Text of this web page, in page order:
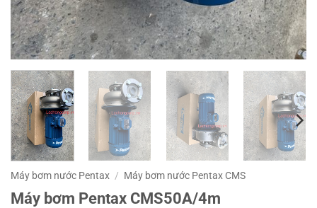
Máy bơm nước Pentax / Máy bơm nước Pentax CMS
Máy bơm Pentax CMS50A/4m